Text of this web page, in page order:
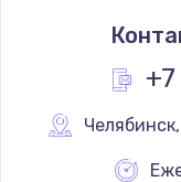
Челябинск,